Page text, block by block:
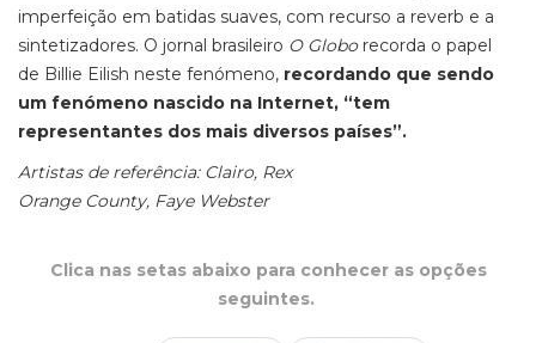
imperfeição em batidas suaves, com recurso a reverb e a
sintetizadores. O jornal brasileiro O Globo recorda o papel
de Billie Eilish neste fenómeno, recordando que sendo
um fenómeno nascido na Internet, “tem
representantes dos mais diversos países”.
Artistas de referência: Clairo, Rex
Orange County, Faye Webster
Clica nas setas abaixo para conhecer as opções
seguintes.